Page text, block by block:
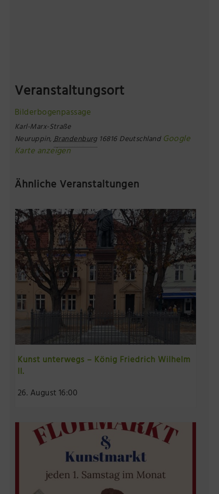
Veranstaltungsort
Bilderbogenpassage
Karl-Marx-Straße
Neuruppin,Brandenburg 16816Deutschland Google
Karte anzeigen
Ähnliche Veranstaltungen
Kunst unterwegs – König Friedrich Wilhelm
II.
26. August 16:00